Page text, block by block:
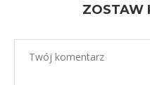
ZOSTAW